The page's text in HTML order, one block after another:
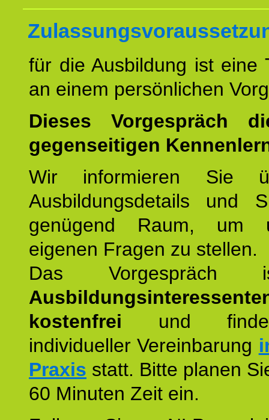
für die Ausbildung ist eine
an einem persönlichen
Dieses Vorgespräch
gegenseitigen
Wir informieren Sie
Ausbildungsdetails und
genügend Raum, um
eigenen Fragen zu stellen.
Das
kostenfrei und
individueller Vereinbarung
Praxis statt. Bitte planen
60 Minuten Zeit ein.